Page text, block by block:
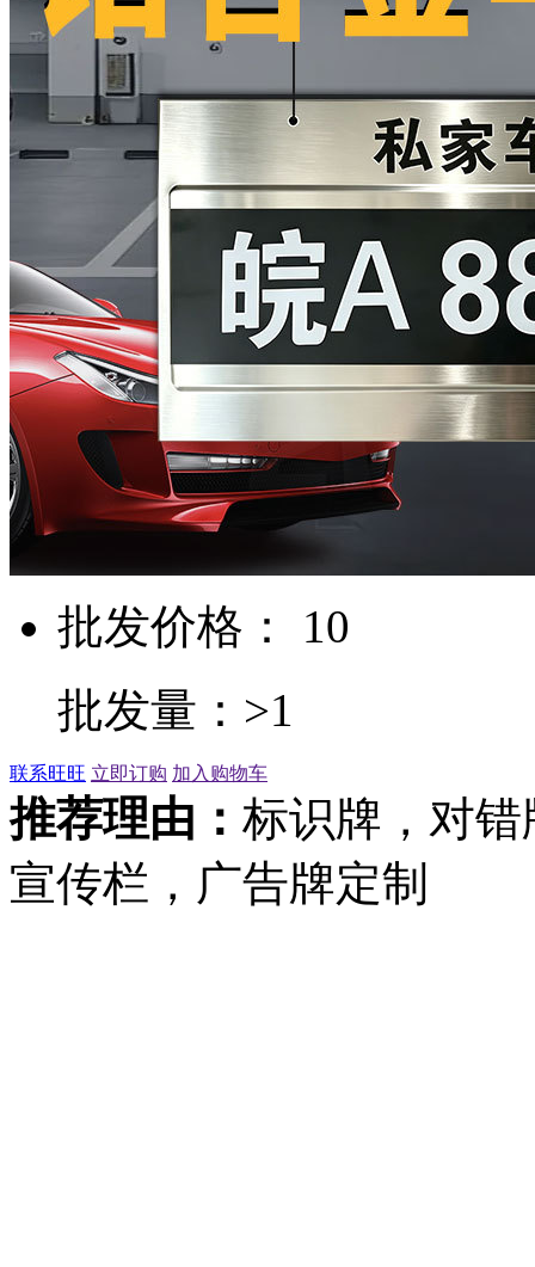
批发价格： 10
批发量：>1
联系旺旺 立即订购 加入购物车
推荐理由： 标识牌，对
宣传栏，广告牌定制